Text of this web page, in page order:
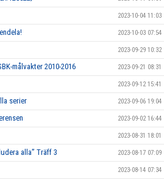
2023-10-04 11:03
2023-10-03 07:54
2023-09-29 10:32
målvakter 2010-2016 2023-09-21 08:31
2023-09-12 15:41
serier 2023-09-06 19:04
2023-09-02 16:44
2023-08-31 18:01
alla” Träff 3 2023-08-17 07:09
2023-08-14 07:34